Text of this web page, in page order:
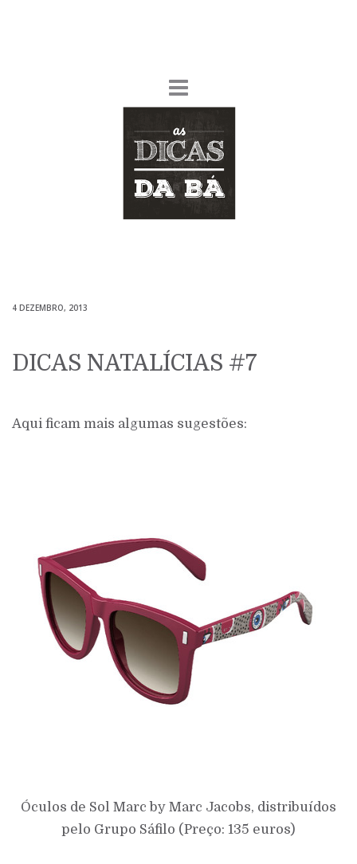
4 DEZEMBRO, 2013
DICAS NATALÍCIAS #7
Aqui ficam mais algumas sugestões:
Óculos de Sol Marc by Marc Jacobs, distribuídos
pelo Grupo Sáfilo (Preço: 135 euros)